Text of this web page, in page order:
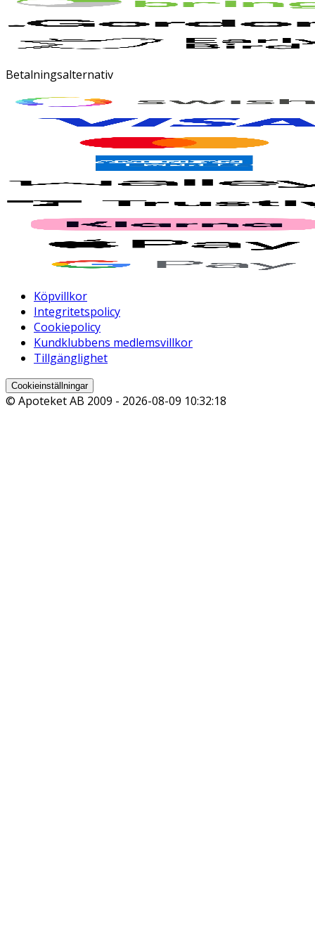
Betalningsalternativ
Köpvillkor
Integritetspolicy
Cookiepolicy
Kundklubbens medlemsvillkor
Tillgänglighet
Cookieinställningar
© Apoteket AB 2009 - 2026-08-09 10:32:18